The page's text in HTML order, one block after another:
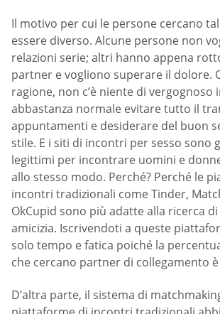
Il motivo per cui le persone cercano
essere diverso. Alcune persone non
relazioni serie; altri hanno appena
partner e vogliono superare il dolore.
ragione, non c’è niente di vergognoso
abbastanza normale evitare tutto il
appuntamenti e desiderare del buon
stile. E i siti di incontri per sesso sono
legittimi per incontrare uomini e
allo stesso modo. Perché? Perché le
incontri tradizionali come Tinder,
OkCupid sono più adatte alla ricerca
amicizia. Iscrivendoti a queste
solo tempo e fatica poiché la
che cercano partner di collegamento
D’altra parte, il sistema di